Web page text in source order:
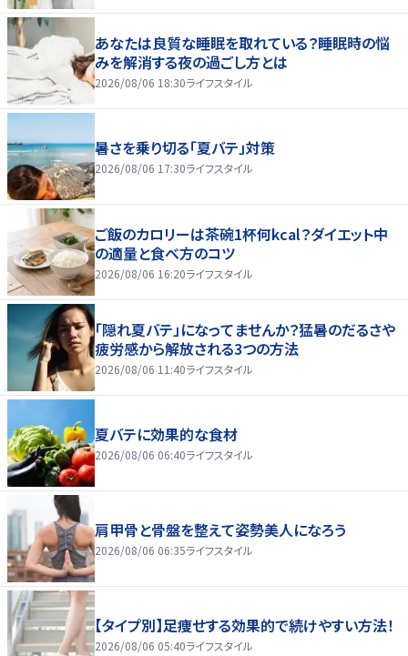
あなたは良質な睡眠を取れている？睡眠時の悩
みを解消する夜の過ごし方とは
2026/08/06 18:30ライフスタイル
暑さを乗り切る「夏バテ」対策
2026/08/06 17:30ライフスタイル
ご飯のカロリーは茶碗1杯何kcal？ダイエット中
の適量と食べ方のコツ
2026/08/06 16:20ライフスタイル
「隠れ夏バテ」になってませんか？猛暑のだるさや
疲労感から解放される3つの方法
2026/08/06 11:40ライフスタイル
夏バテに効果的な食材
2026/08/06 06:40ライフスタイル
肩甲骨と骨盤を整えて姿勢美人になろう
2026/08/06 06:35ライフスタイル
【タイプ別】足痩せする効果的で続けやすい方法！
2026/08/06 05:40ライフスタイル